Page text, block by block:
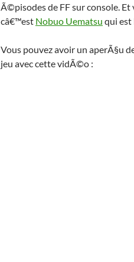
Ã©pisodes de FF sur console.
câ€™est Nobuo Uematsu qui est
Vous pouvez avoir un aperÃ§u
jeu avec cette vidÃ©o :